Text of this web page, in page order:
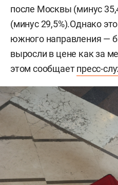
после Москвы (минус
(минус 29,5%).Однако
южного направления —
выросли в цене как за
этом сообщаетпресс-